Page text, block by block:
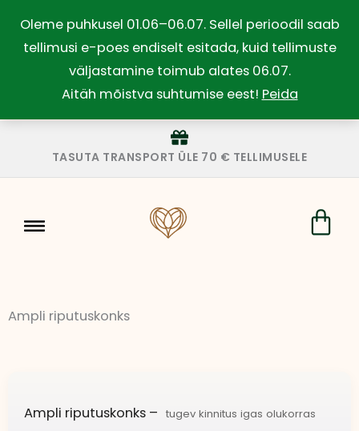
Oleme puhkusel 01.06–06.07. Sellel perioodil saab
tellimusi e-poes endiselt esitada, kuid tellimuste
väljastamine toimub alates 06.07.
Aitäh mõistva suhtumise eest! Peida
content
TASUTA TRANSPORT ÜLE 70 € TELLIMUSELE
Ampli riputuskonks
Ampli riputuskonks – tugev kinnitus igas olukorras